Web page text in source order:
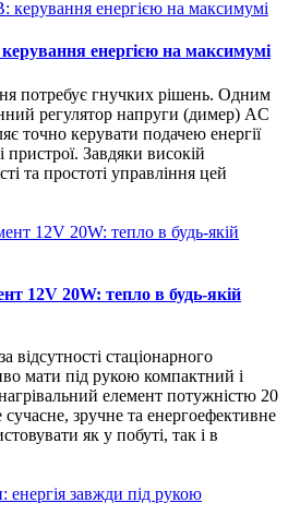
енергією на максимумі
потребує гнучких рішень. Одним
регулятор напруги (димер) AC
точно керувати подачею енергії
пристрої. Завдяки високій
та простоті управління цей
12V 20W: тепло в будь-якій
відсутності стаціонарного
мати під рукою компактний і
елемент потужністю 20
зручне та енергоефективне
як у побуті, так і в